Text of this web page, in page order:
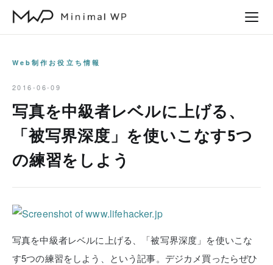
Web制作お役立ち情報
2016-06-09
写真を中級者レベルに上げる、
「被写界深度」を使いこなす5つ
の練習をしよう
写真を中級者レベルに上げる、「被写界深度」を使いこな
す5つの練習をしよう、という記事。デジカメ買ったらぜひ